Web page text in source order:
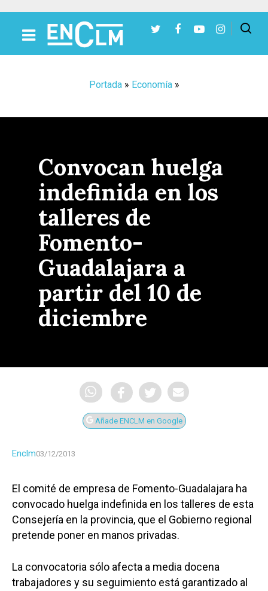
Portada» Economía»
Convocan huelga
indefinida en los
talleres de
Fomento-
Guadalajara a
partir del 10 de
diciembre
Añade ENCLM en Google
Enclm03/12/2013
El comité de empresa de Fomento-Guadalajara ha
convocado huelga indefinida en los talleres de esta
Consejería en la provincia, que el Gobierno regional
pretende poner en manos privadas.
La convocatoria sólo afecta a media docena
trabajadores y su seguimiento está garantizado al